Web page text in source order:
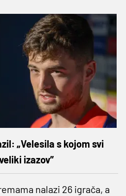
„Velesila s kojom svi
izazov”
nalazi 26 igrača, a